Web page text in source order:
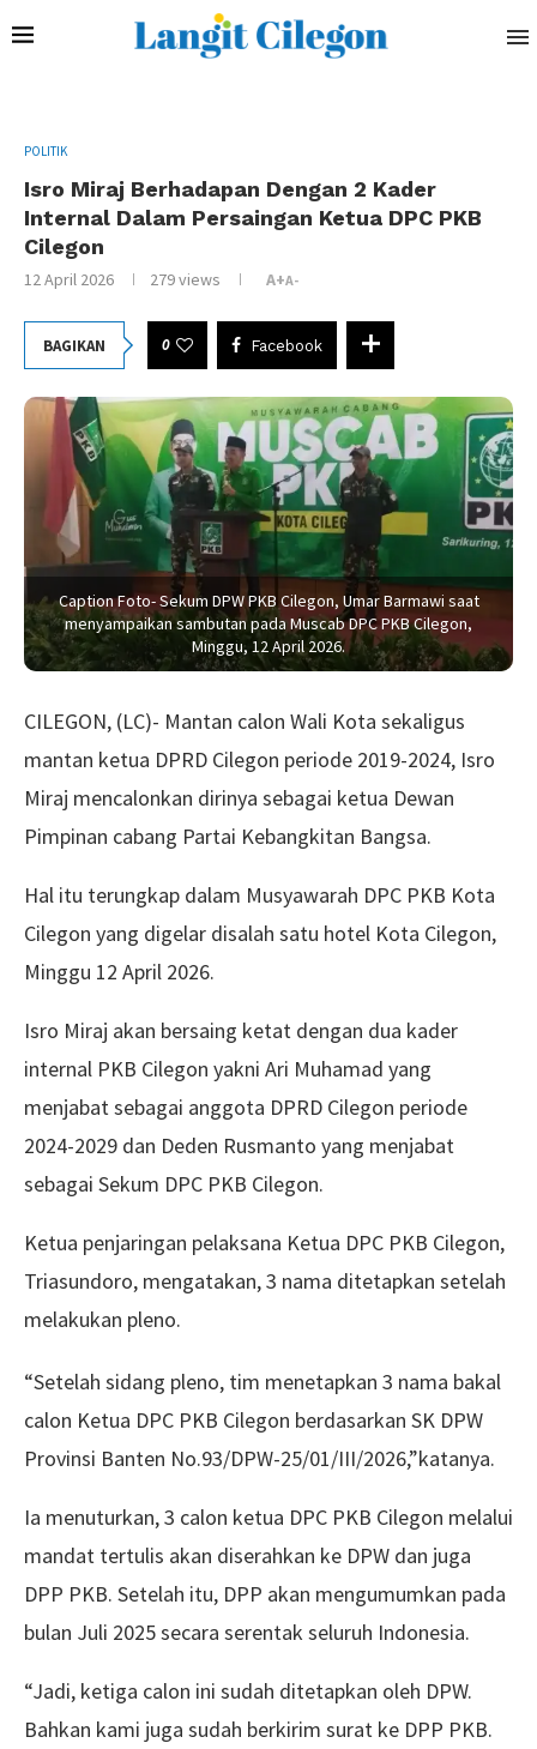
POLITIK
Isro Miraj Berhadapan Dengan 2 Kader
Internal Dalam Persaingan Ketua DPC PKB
Cilegon
12 April 2026 279views A+A-
BAGIKAN 0 Facebook
Caption Foto- Sekum DPW PKB Cilegon, Umar Barmawi saat
menyampaikan sambutan pada Muscab DPC PKB Cilegon,
Minggu, 12 April 2026.
CILEGON, (LC)- Mantan calon Wali Kota sekaligus
mantan ketua DPRD Cilegon periode 2019-2024, Isro
Miraj mencalonkan dirinya sebagai ketua Dewan
Pimpinan cabang Partai Kebangkitan Bangsa.
Hal itu terungkap dalam Musyawarah DPC PKB Kota
Cilegon yang digelar disalah satu hotel Kota Cilegon,
Minggu 12 April 2026.
Isro Miraj akan bersaing ketat dengan dua kader
internal PKB Cilegon yakni Ari Muhamad yang
menjabat sebagai anggota DPRD Cilegon periode
2024-2029 dan Deden Rusmanto yang menjabat
sebagai Sekum DPC PKB Cilegon.
Ketua penjaringan pelaksana Ketua DPC PKB Cilegon,
Triasundoro, mengatakan, 3 nama ditetapkan setelah
melakukan pleno.
“Setelah sidang pleno, tim menetapkan 3 nama bakal
calon Ketua DPC PKB Cilegon berdasarkan SK DPW
Provinsi Banten No.93/DPW-25/01/III/2026,”katanya.
Ia menuturkan, 3 calon ketua DPC PKB Cilegon melalui
mandat tertulis akan diserahkan ke DPW dan juga
DPP PKB. Setelah itu, DPP akan mengumumkan pada
bulan Juli 2025 secara serentak seluruh Indonesia.
“Jadi, ketiga calon ini sudah ditetapkan oleh DPW.
Bahkan kami juga sudah berkirim surat ke DPP PKB.